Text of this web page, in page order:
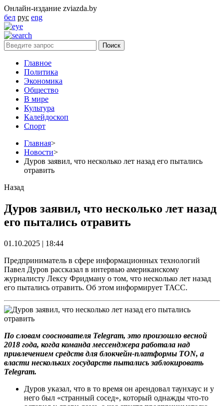
Онлайн-издание zviazda.by
бел рус eng
Главное
Политика
Экономика
Общество
В мире
Культура
Калейдоскоп
Спорт
Главная>
Новости>
Дуров заявил, что несколько лет назад его пытались
отравить
Назад
Дуров заявил, что несколько лет назад
его пытались отравить
01.10.2025 | 18:44
Предприниматель в сфере информационных технологий
Павел Дуров рассказал в интервью американскому
журналисту Лексу Фридману о том, что несколько лет назад
его пытались отравить. Об этом информирует ТАСС.
По словам сооснователя Telegram, это произошло весной
2018 года, когда команда мессенджера работала над
привлечением средств для блокчейн-платформы TON, а
власти нескольких государств пытались заблокировать
Telegram.
Дуров указал, что в то время он арендовал таунхаус и у
него был «странный сосед», который однажды что-то